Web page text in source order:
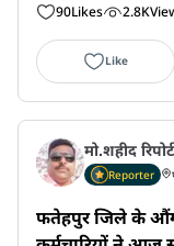
90Likes 2.8K
Like
मो.शहीद
Reporter
फतेहपुर जिले के औंग